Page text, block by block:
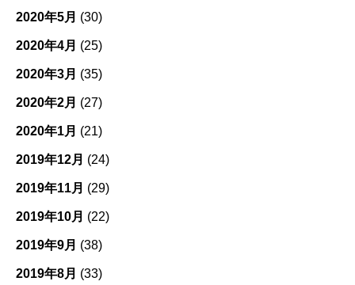
2020年5月 (30)
2020年4月 (25)
2020年3月 (35)
2020年2月 (27)
2020年1月 (21)
2019年12月 (24)
2019年11月 (29)
2019年10月 (22)
2019年9月 (38)
2019年8月 (33)